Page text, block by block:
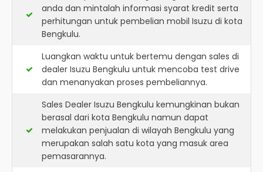
anda dan mintalah informasi syarat kredit serta
perhitungan untuk pembelian mobil Isuzu di kota
Bengkulu.
Luangkan waktu untuk bertemu dengan sales di
dealer Isuzu Bengkulu untuk mencoba test drive
dan menanyakan proses pembeliannya.
Sales Dealer Isuzu Bengkulu kemungkinan bukan
berasal dari kota Bengkulu namun dapat
melakukan penjualan di wilayah Bengkulu yang
merupakan salah satu kota yang masuk area
pemasarannya.